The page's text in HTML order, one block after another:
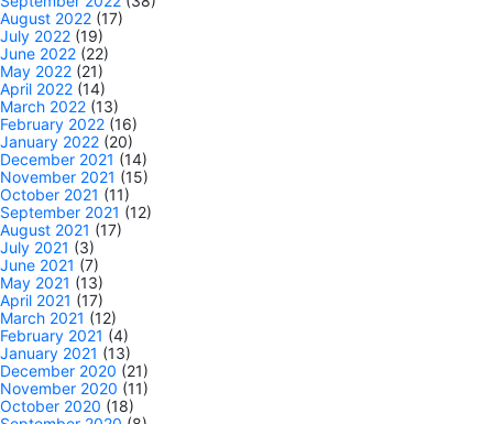
August 2022 (17)
July 2022 (19)
June 2022 (22)
May 2022 (21)
April 2022 (14)
March 2022 (13)
February 2022 (16)
January 2022 (20)
December 2021 (14)
November 2021 (15)
October 2021 (11)
September 2021 (12)
August 2021 (17)
July 2021 (3)
June 2021 (7)
May 2021 (13)
April 2021 (17)
March 2021 (12)
February 2021 (4)
January 2021 (13)
December 2020 (21)
November 2020 (11)
October 2020 (18)